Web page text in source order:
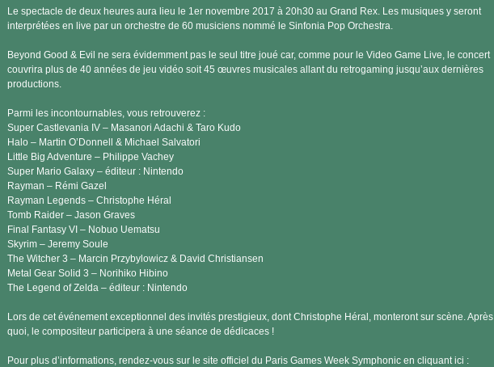
Le spectacle de deux heures aura lieu le 1er novembre 2017 à 20h30 au Grand Rex. Les musiques y seront
interprétées en live par un orchestre de 60 musiciens nommé le Sinfonia Pop Orchestra.
Beyond Good & Evil ne sera évidemment pas le seul titre joué car, comme pour le Video Game Live, le concert
couvrira plus de 40 années de jeu vidéo soit 45 œuvres musicales allant du retrogaming jusqu’aux dernières
productions.
Parmi les incontournables, vous retrouverez :
Super Castlevania IV – Masanori Adachi & Taro Kudo
Halo – Martin O’Donnell & Michael Salvatori
Little Big Adventure – Philippe Vachey
Super Mario Galaxy – éditeur : Nintendo
Rayman – Rémi Gazel
Rayman Legends – Christophe Héral
Tomb Raider – Jason Graves
Final Fantasy VI – Nobuo Uematsu
Skyrim – Jeremy Soule
The Witcher 3 – Marcin Przybylowicz & David Christiansen
Metal Gear Solid 3 – Norihiko Hibino
The Legend of Zelda – éditeur : Nintendo
Lors de cet événement exceptionnel des invités prestigieux, dont Christophe Héral, monteront sur scène. Après
quoi, le compositeur participera à une séance de dédicaces !
Pour plus d’informations, rendez-vous sur le site officiel du Paris Games Week Symphonic en cliquant ici :